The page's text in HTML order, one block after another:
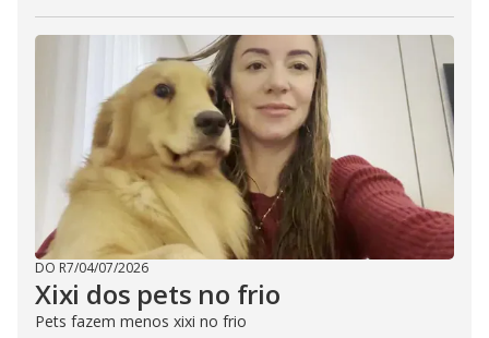
DO R7/04/07/2026
Xixi dos pets no frio
Pets fazem menos xixi no frio